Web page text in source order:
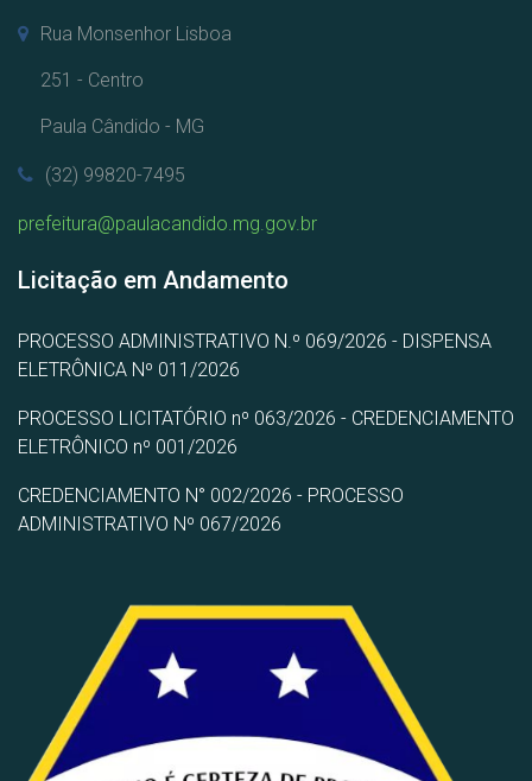
Rua Monsenhor Lisboa
251 - Centro
Paula Cândido - MG
(32) 99820-7495
prefeitura@paulacandido.mg.gov.br
Licitação em Andamento
PROCESSO ADMINISTRATIVO N.º 069/2026 - DISPENSA
ELETRÔNICA Nº 011/2026
PROCESSO LICITATÓRIO nº 063/2026 - CREDENCIAMENTO
ELETRÔNICO nº 001/2026
CREDENCIAMENTO N° 002/2026 - PROCESSO
ADMINISTRATIVO Nº 067/2026